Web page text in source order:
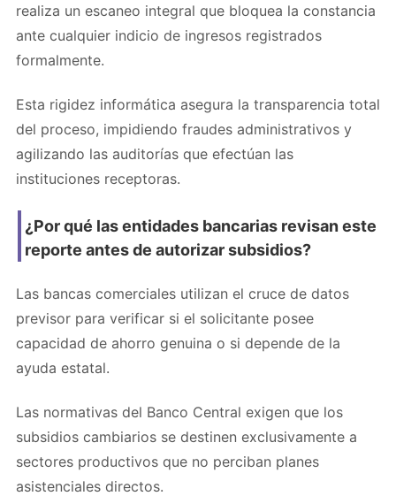
realiza un escaneo integral que bloquea la constancia
ante cualquier indicio de ingresos registrados
formalmente.
Esta rigidez informática asegura la transparencia total
del proceso, impidiendo fraudes administrativos y
agilizando las auditorías que efectúan las
instituciones receptoras.
¿Por qué las entidades bancarias revisan este
reporte antes de autorizar subsidios?
Las bancas comerciales utilizan el cruce de datos
previsor para verificar si el solicitante posee
capacidad de ahorro genuina o si depende de la
ayuda estatal.
Las normativas del Banco Central exigen que los
subsidios cambiarios se destinen exclusivamente a
sectores productivos que no perciban planes
asistenciales directos.